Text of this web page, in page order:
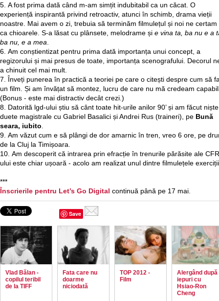
5. A fost prima dată când m-am simțit indubitabil ca un căcat. O
experiență inspirantă privind retroactiv, atunci în schimb, drama vieții
noastre. Mai avem o zi, trebuia să terminăm filmulețul și noi ne certam
ca chioarele. S-a lăsat cu plânsete, melodrame și e vina ta, ba nu e a
ba nu, e a mea.
6. Am conștientizat pentru prima dată importanța unui concept, a
regizorului și mai presus de toate, importanța scenografului. Decorul
a chinuit cel mai mult.
7. Înveți punerea în practică a teoriei pe care o citești despre cum să
un film. Și am învățat să montez, lucru de care nu mă credeam
(Bonus - este mai distractiv decât crezi.)
8. Datorită lgd-ului știu să cânt toate hit-urile anilor 90’ și am făcut niște
duete magistrale cu Gabriel Basalici și Andrei Rus (traineri), pe Bună
seara, iubito.
9. Am văzut cum e să plângi de dor amarnic în tren, vreo 6 ore, pe
de la Cluj la Timișoara.
10. Am descoperit că intrarea prin efracție în trenurile părăsite ale
ului este chiar ușoară - acolo am realizat unul dintre filmulețele
***
Înscrierile pentru Let’s Go Digital continuă până pe 17 mai.
Save
Vlad Bălan -
copilul teribil
de la TIFF
Fata care nu
doarme
niciodată
TOP 2012 -
Film
Alergând după
iepuri cu
Hsiao-Ron
Cheng